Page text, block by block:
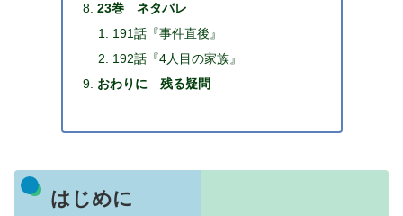
23巻 ネタバレ
191話『事件直後』
192話『4人目の家族』
おわりに 残る疑問
はじめに